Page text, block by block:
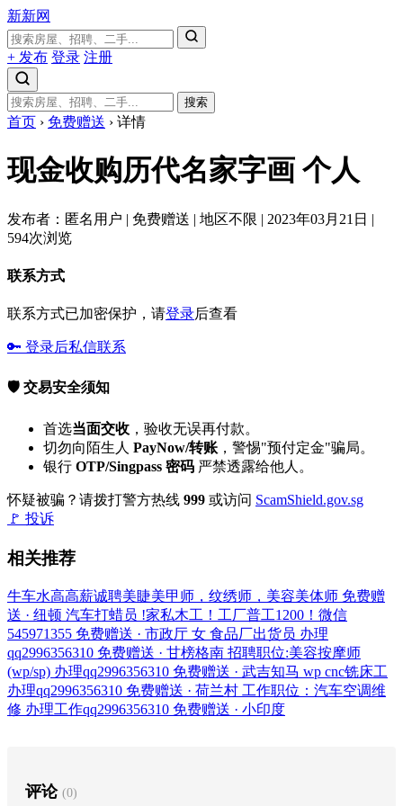
新新网
+ 发布 登录 注册
搜索
首页 › 免费赠送 › 详情
现金收购历代名家字画 个人
发布者：匿名用户 | 免费赠送 | 地区不限 | 2023年03月21日 |
594次浏览
联系方式
联系方式已加密保护，请登录后查看
🔑 登录后私信联系
🛡️ 交易安全须知
首选当面交收 ，验收无误再付款。
切勿向陌生人 PayNow/转账 ，警惕"预付定金"骗局。
银行 OTP/Singpass 密码 严禁透露给他人。
怀疑被骗？请拨打警方热线 999 或访问 ScamShield.gov.sg
🚩 投诉
相关推荐
牛车水高高薪诚聘美睫美甲师，纹绣师，美容美体师 免费赠
送 · 纽顿 汽车打蜡员 !家私木工！工厂普工1200！微信
545971355 免费赠送 · 市政厅 女 食品厂出货员 办理
qq2996356310 免费赠送 · 甘榜格南 招聘职位:美容按摩师
(wp/sp) 办理qq2996356310 免费赠送 · 武吉知马 wp cnc铣床工
办理qq2996356310 免费赠送 · 荷兰村 工作职位：汽车空调维
修 办理工作qq2996356310 免费赠送 · 小印度
评论 (0)